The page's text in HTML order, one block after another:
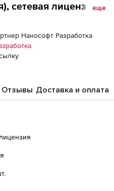
сетевая лицензияеще
Нанософт Разработка
Отзывы Доставка и оплата